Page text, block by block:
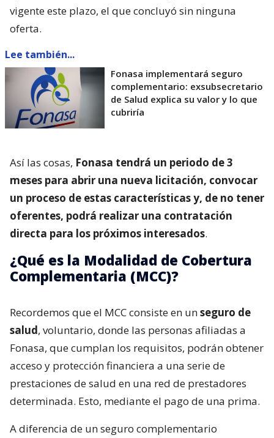
vigente este plazo, el que concluyó sin ninguna
oferta.
Lee también...
Fonasa implementará seguro
complementario: exsubsecretario
de Salud explica su valor y lo que
cubriría
Así las cosas, Fonasa tendrá un periodo de 3
meses para abrir una nueva licitación, convocar
un proceso de estas características y, de no tener
oferentes, podrá realizar una contratación
directa para los próximos interesados.
¿Qué es la Modalidad de Cobertura
Complementaria (MCC)?
Recordemos que el MCC consiste en unseguro de
salud, voluntario, donde las personas afiliadas a
Fonasa, que cumplan los requisitos, podrán obtener
acceso y protección financiera a una serie de
prestaciones de salud en una red de prestadores
determinada. Esto, mediante el pago de una prima.
A diferencia de un seguro complementario